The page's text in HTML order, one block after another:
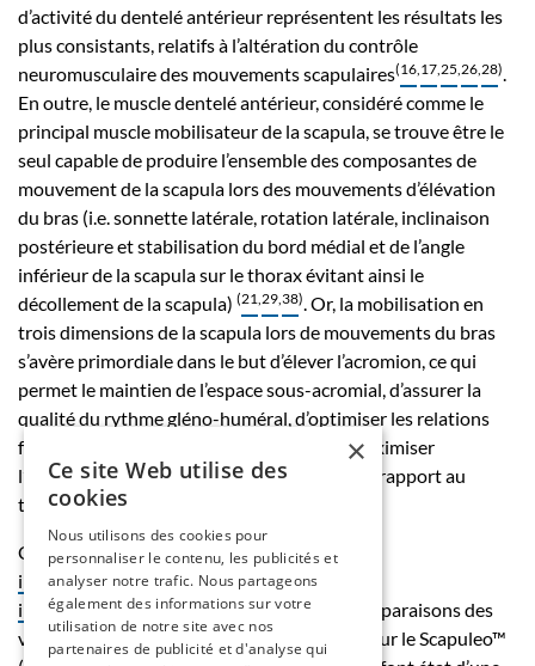
d’activité du dentelé antérieur représentent les résultats les
plus consistants, relatifs à l’altération du contrôle
neuromusculaire des mouvements scapulaires(16,17,25,26,28).
En outre, le muscle dentelé antérieur, considéré comme le
principal muscle mobilisateur de la scapula, se trouve être le
seul capable de produire l’ensemble des composantes de
mouvement de la scapula lors des mouvements d’élévation
du bras (i.e. sonnette latérale, rotation latérale, inclinaison
postérieure et stabilisation du bord médial et de l’angle
inférieur de la scapula sur le thorax évitant ainsi le
décollement de la scapula) (21,29,38). Or, la mobilisation en
trois dimensions de la scapula lors de mouvements du bras
s’avère primordiale dans le but d’élever l’acromion, ce qui
permet le maintien de l’espace sous-acromial, d’assurer la
qualité du rythme gléno-huméral, d’optimiser les relations
force-longueur du deltoïde ou encore de maximiser
l’amplitude de mouvement de l’humérus par rapport au
thorax (17,38,39
Concernant les ratios d’activation
images\ML_2_2015_45_inline14.jpget
images\ML_2_2015_45_inline15.jpg, les comparaisons des
valeurs obtenues lors du travail en traction sur le Scapuleo™
×
Ce site Web utilise des
cookies
Nous utilisons des cookies pour
personnaliser le contenu, les publicités et
analyser notre trafic. Nous partageons
également des informations sur votre
utilisation de notre site avec nos
partenaires de publicité et d'analyse qui